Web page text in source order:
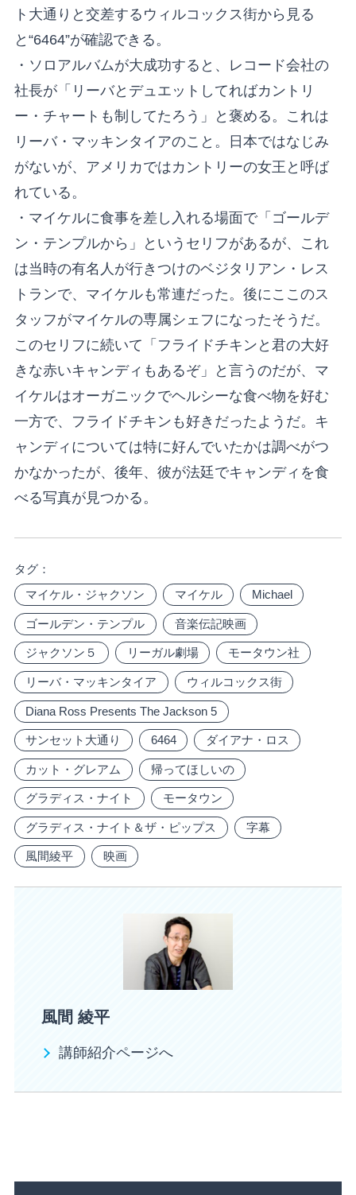
ト大通りと交差するウィルコックス街から見る
と“6464”が確認できる。
・ソロアルバムが大成功すると、レコード会社の
社長が「リーバとデュエットしてればカントリ
ー・チャートも制してたろう」と褒める。これは
リーバ・マッキンタイアのこと。日本ではなじみ
がないが、アメリカではカントリーの女王と呼ば
れている。
・マイケルに食事を差し入れる場面で「ゴールデ
ン・テンプルから」というセリフがあるが、これ
は当時の有名人が行きつけのベジタリアン・レス
トランで、マイケルも常連だった。後にここのス
タッフがマイケルの専属シェフになったそうだ。
このセリフに続いて「フライドチキンと君の大好
きな赤いキャンディもあるぞ」と言うのだが、マ
イケルはオーガニックでヘルシーな食べ物を好む
一方で、フライドチキンも好きだったようだ。キ
ャンディについては特に好んでいたかは調べがつ
かなかったが、後年、彼が法廷でキャンディを食
べる写真が見つかる。
タグ：
マイケル・ジャクソン
マイケル Michael
ゴールデン・テンプル 音楽伝記映画
ジャクソン５ リーガル劇場 モータウン社
リーバ・マッキンタイア ウィルコックス街
Diana Ross Presents The Jackson 5
サンセット大通り 6464 ダイアナ・ロス
カット・グレアム 帰ってほしいの
グラディス・ナイト モータウン
グラディス・ナイト＆ザ・ピップス 字幕
風間綾平 映画
風間 綾平
講師紹介ページへ